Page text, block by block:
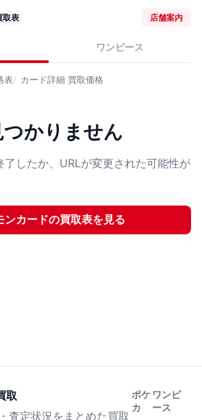
取表 店舗案内
ワンピース
表 カード詳細 買取価格
かりません
了したか、URLが変更された可能性が
ンカードの買取表を見る
取
査定状況をまとめた買取
ポケ
カ
ワンピ
ース